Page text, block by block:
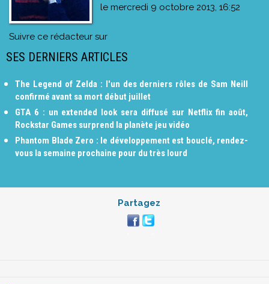
le mercredi 9 octobre 2013, 16:52
Suivre ce rédacteur sur
SES DERNIERS ARTICLES
The Legend of Zelda : l'un des derniers rôles de Sam Neill
confirmé avant sa mort début juillet
GTA 6 : un extended look sera diffusé sur Netflix fin août,
Rockstar Games surprend la planète jeu vidéo
Phantom Blade Zero : le développement est bouclé, rendez-
vous la semaine prochaine pour du très lourd
Partagez